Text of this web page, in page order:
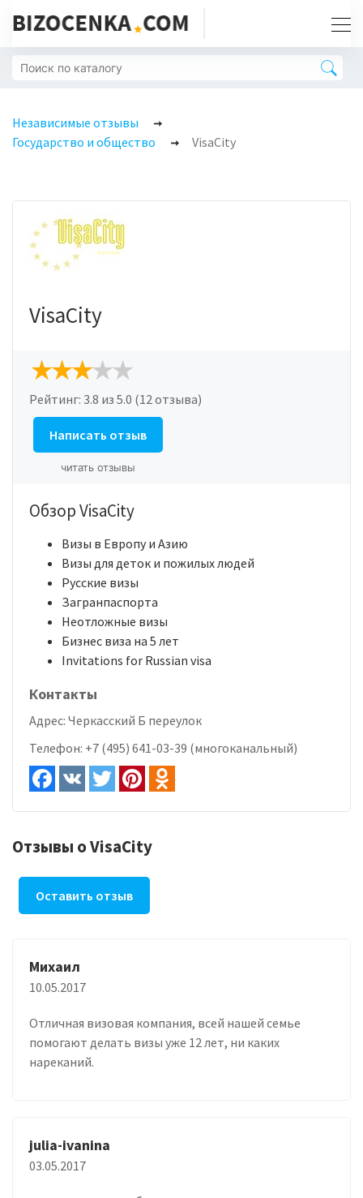
Независимые отзывы
Государство и общество
VisaCity
VisaCity
Рейтинг: 3.8 из 5.0 (12 отзыва)
Написать отзыв
читать отзывы
Обзор VisaCity
Визы в Европу и Азию
Визы для деток и пожилых людей
Русские визы
Загранпаспорта
Неотложные визы
Бизнес виза на 5 лет
Invitations for Russian visa
Контакты
Адрес: Черкасский Б переулок
Телефон: +7 (495) 641-03-39 (многоканальный)
Отзывы о VisaCity
Оставить отзыв
Михаил
10.05.2017
Отличная визовая компания, всей нашей семье
помогают делать визы уже 12 лет, ни каких
нареканий.
julia-ivanina
03.05.2017